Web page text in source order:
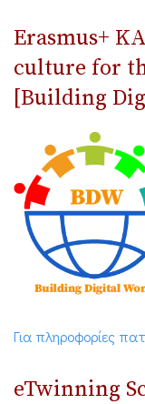
Erasmus+
culture for
[Building
Για πληροφορίες
eTwinning